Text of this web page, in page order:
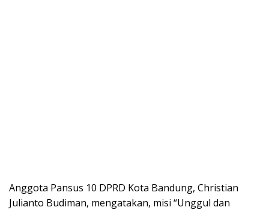
Anggota Pansus 10 DPRD Kota Bandung, Christian
Julianto Budiman, mengatakan, misi “Unggul dan